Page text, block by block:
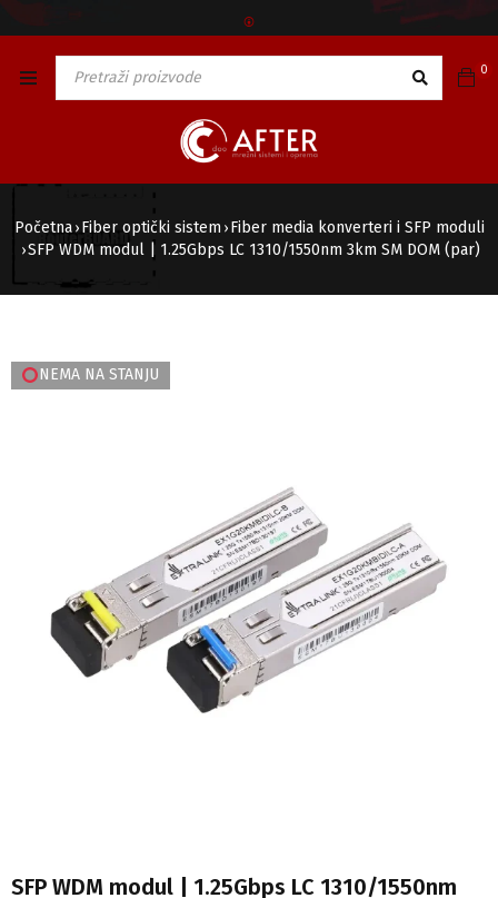
🅯
0
Početna › Fiber optički sistem › Fiber media konverteri i SFP moduli
›SFP WDM modul | 1.25Gbps LC 1310/1550nm 3km SM DOM (par)
NEMA NA STANJU
SFP WDM modul | 1.25Gbps LC 1310/1550nm